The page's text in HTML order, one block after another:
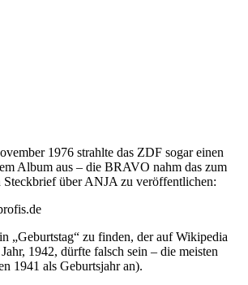
1976 strahlte das ZDF sogar einen
Album aus – die BRAVO nahm das zum
Steckbrief über ANJA zu veröffentlichen:
„Geburtstag“ zu finden, der auf Wikipedia
1942, dürfte falsch sein – die meisten
1941 als Geburtsjahr an).